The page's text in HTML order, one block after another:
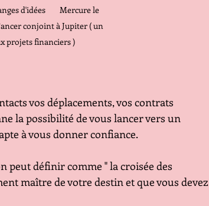
d'idées        Mercure le
conjoint à Jupiter ( un
projets financiers )
vos déplacements, vos contrats
la possibilité de vous lancer vers un
à vous donner confiance.
peut définir comme " la croisée des
maître de votre destin et que vous devez